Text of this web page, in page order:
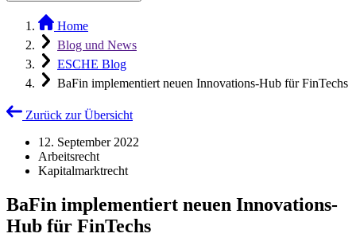
Home
Blog und News
ESCHE Blog
BaFin implementiert neuen Innovations-Hub für FinTechs
Zurück zur Übersicht
12. September 2022
Arbeitsrecht
Kapitalmarktrecht
BaFin implementiert neuen Innovations-
Hub für FinTechs